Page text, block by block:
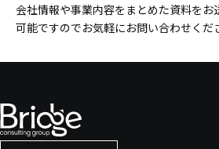
会社情報や事業内容をまとめた資料をお
可能ですのでお気軽にお問い合わせくだ